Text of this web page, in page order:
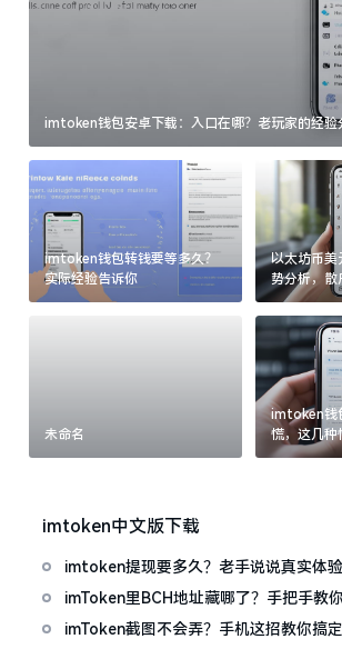
imtoken钱包安卓下载：入口在哪？老玩家的经验
imtoken钱包转钱要等多久？
实际经验告诉你
以太坊币美
势分析，散
跌被套牢
未命名
imtoken钱
慌，这几种
imtoken中文版下载
imtoken提现要多久？老手说说真实体验
imToken里BCH地址藏哪了？手把手教
imToken截图不会弄？手机这招教你搞定